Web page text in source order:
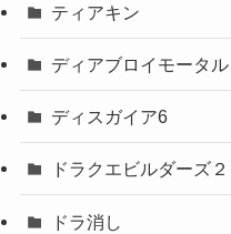
ティアキン
ディアブロイモータル
ディスガイア6
ドラクエビルダーズ２
ドラ消し